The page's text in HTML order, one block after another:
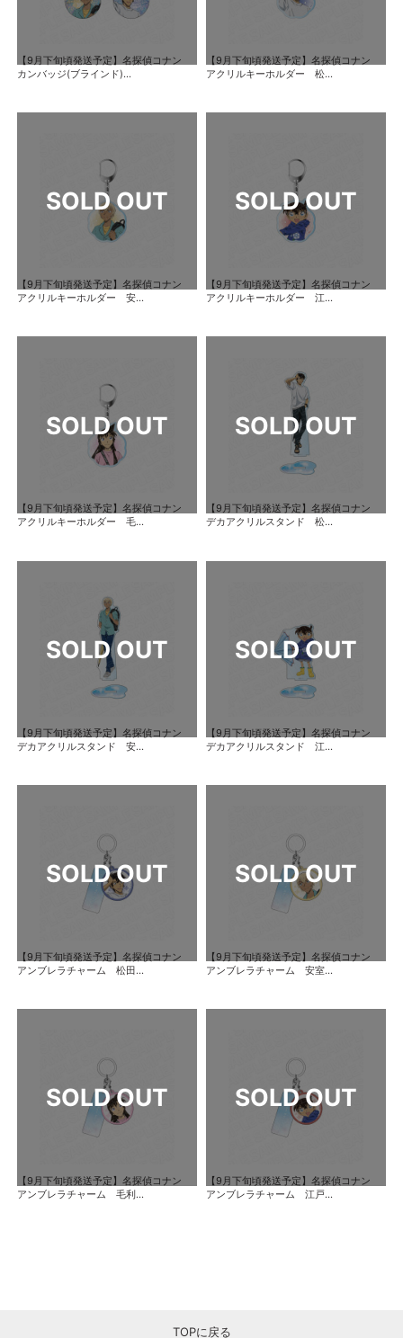
【9月下旬頃発送予定】名探偵コナン
カンバッジ(ブラインド)...
【9月下旬頃発送予定】名探偵コナン
アクリルキーホルダー 松...
【9月下旬頃発送予定】名探偵コナン
アクリルキーホルダー 安...
【9月下旬頃発送予定】名探偵コナン
アクリルキーホルダー 江...
【9月下旬頃発送予定】名探偵コナン
アクリルキーホルダー 毛...
【9月下旬頃発送予定】名探偵コナン
デカアクリルスタンド 松...
【9月下旬頃発送予定】名探偵コナン
デカアクリルスタンド 安...
【9月下旬頃発送予定】名探偵コナン
デカアクリルスタンド 江...
【9月下旬頃発送予定】名探偵コナン
アンブレラチャーム 松田...
【9月下旬頃発送予定】名探偵コナン
アンブレラチャーム 安室...
【9月下旬頃発送予定】名探偵コナン
アンブレラチャーム 毛利...
【9月下旬頃発送予定】名探偵コナン
アンブレラチャーム 江戸...
TOPに戻る